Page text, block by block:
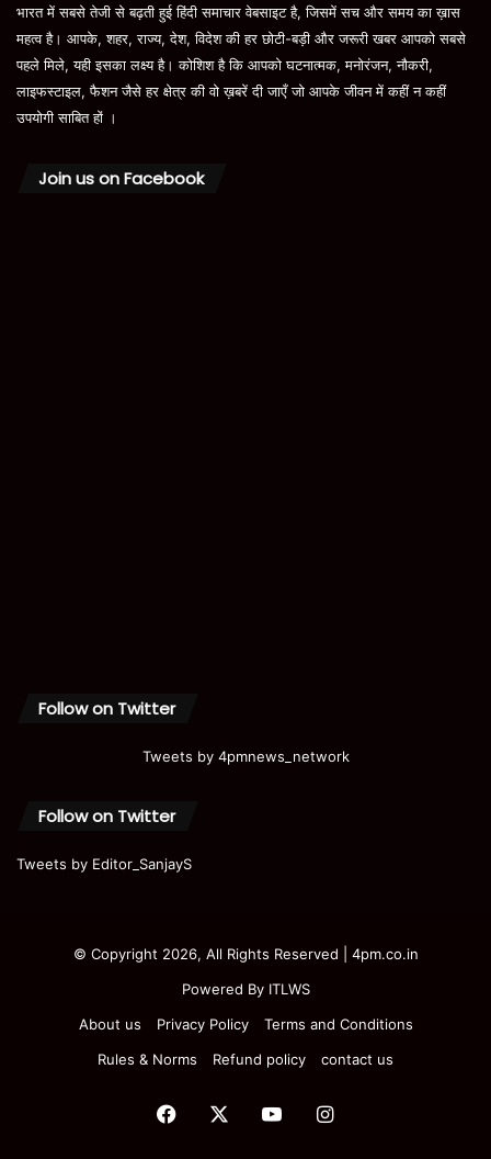
भारत में सबसे तेजी से बढ़ती हुई हिंदी समाचार वेबसाइट है, जिसमें सच और समय का ख़ास
महत्व है। आपके, शहर, राज्य, देश, विदेश की हर छोटी-बड़ी और जरूरी खबर आपको सबसे
पहले मिले, यही इसका लक्ष्य है। कोशिश है कि आपको घटनात्मक, मनोरंजन, नौकरी,
लाइफस्टाइल, फैशन जैसे हर क्षेत्र की वो ख़बरें दी जाएँ जो आपके जीवन में कहीं न कहीं
उपयोगी साबित हों ।
Join us on Facebook
Follow on Twitter
Tweets by 4pmnews_network
Follow on Twitter
Tweets by Editor_SanjayS
© Copyright 2026, All Rights Reserved | 4pm.co.in
Powered By ITLWS
About us
Privacy Policy
Terms and Conditions
Rules & Norms
Refund policy contact us
Facebook YouTubeInstagram